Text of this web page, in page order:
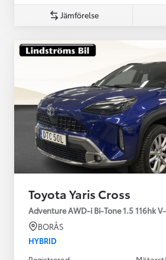
Jämförelse
Toyota Yaris Cross
Adventure AWD-i Bi-Tone 1.5 116hk
BORÅS
HYBRID